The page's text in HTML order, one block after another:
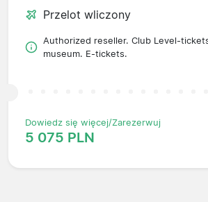
Przelot wliczony
Authorized reseller. Club Level-
museum. E-tickets.
Dowiedz się więcej/Zarezerwuj
5 075 PLN